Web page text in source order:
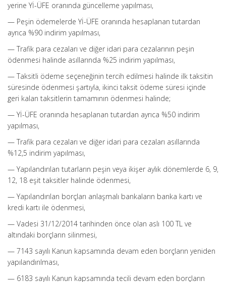
yerine Yİ-ÜFE oranında güncelleme yapılması,
— Peşin ödemelerde Yİ-ÜFE oranında hesaplanan tutardan
ayrıca %90 indirim yapılması,
— Trafik para cezaları ve diğer idari para cezalarının peşin
ödenmesi halinde asıllarında %25 indirim yapılması,
— Taksitli ödeme seçeneğinin tercih edilmesi halinde ilk taksitin
süresinde ödenmesi şartıyla, ikinci taksit ödeme süresi içinde
geri kalan taksitlerin tamamının ödenmesi halinde;
— Yİ-ÜFE oranında hesaplanan tutardan ayrıca %50 indirim
yapılması,
— Trafik para cezaları ve diğer idari para cezaları asıllarında
%12,5 indirim yapılması,
— Yapılandırılan tutarların peşin veya ikişer aylık dönemlerde 6, 9,
12, 18 eşit taksitler halinde ödenmesi,
— Yapılandırılan borçları anlaşmalı bankaların banka kartı ve
kredi kartı ile ödenmesi,
— Vadesi 31/12/2014 tarihinden önce olan aslı 100 TL ve
altındaki borçların silinmesi,
— 7143 sayılı Kanun kapsamında devam eden borçların yeniden
yapılandırılması,
— 6183 sayılı Kanun kapsamında tecili devam eden borçların